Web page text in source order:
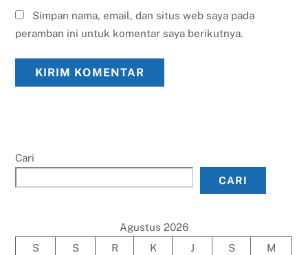
Simpan nama, email, dan situs web saya pada
peramban ini untuk komentar saya berikutnya.
Cari
CARI
Agustus 2026
S
S R K J S
M